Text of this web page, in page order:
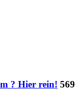
? Hier rein! 569